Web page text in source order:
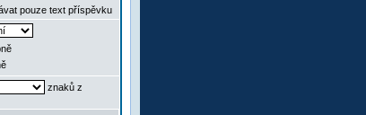
pouze text příspěvku
znaků z